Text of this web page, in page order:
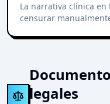
La narrativa clínica
censurar
legales